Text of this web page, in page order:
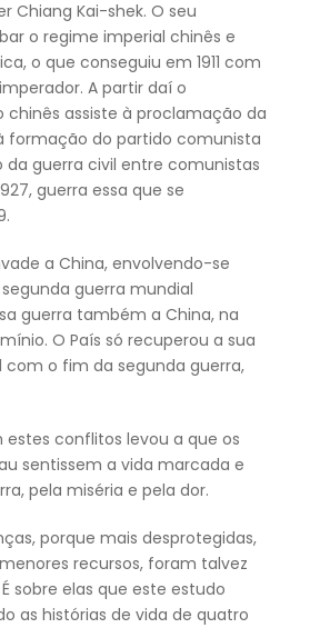
Chiang Kai-shek. O seu
o regime imperial chinês e
o que conseguiu em 1911 com
A partir daí o
assiste à proclamação da
formação do partido comunista
da guerra civil entre comunistas
guerra essa que se
a China, envolvendo-se
guerra mundial
guerra também a China, na
O País só recuperou a sua
com o fim da segunda guerra,
conflitos levou a que os
sentissem a vida marcada e
pela miséria e pela dor.
porque mais desprotegidas,
recursos, foram talvez
sobre elas que este estudo
as histórias de vida de quatro